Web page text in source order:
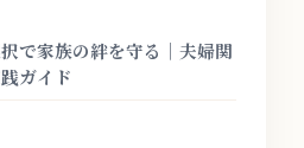
で家族の絆を守る｜夫婦関
ガイド